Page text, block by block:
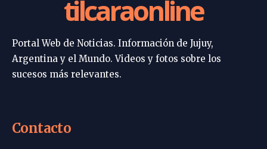
tilcaraonline
Portal Web de Noticias. Información de Jujuy,
Argentina y el Mundo. Videos y fotos sobre los
sucesos más relevantes.
Contacto